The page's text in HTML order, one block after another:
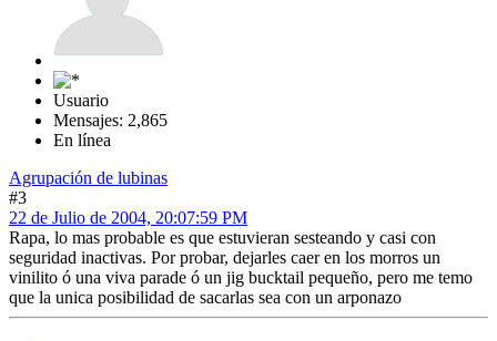
Usuario
Mensajes: 2,865
En línea
Agrupación de lubinas
#3
22 de Julio de 2004, 20:07:59 PM
Rapa, lo mas probable es que estuvieran sesteando y casi con
seguridad inactivas. Por probar, dejarles caer en los morros un
vinilito ó una viva parade ó un jig bucktail pequeño, pero me temo
que la unica posibilidad de sacarlas sea con un arponazo